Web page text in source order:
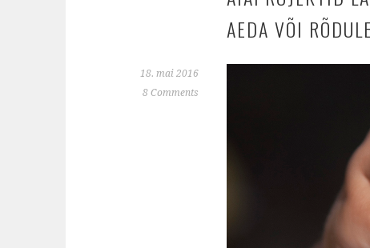
AEDA VÕI
18. mai 2016
8 Comments